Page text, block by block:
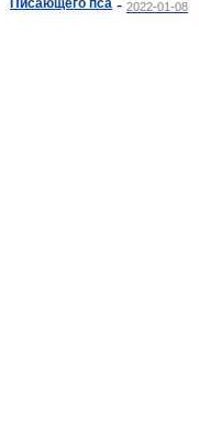
Писающего пса - 2022-01-08